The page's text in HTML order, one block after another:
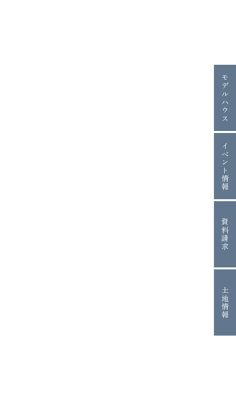
モデルハウス
イベント情報
資料請求
土地情報